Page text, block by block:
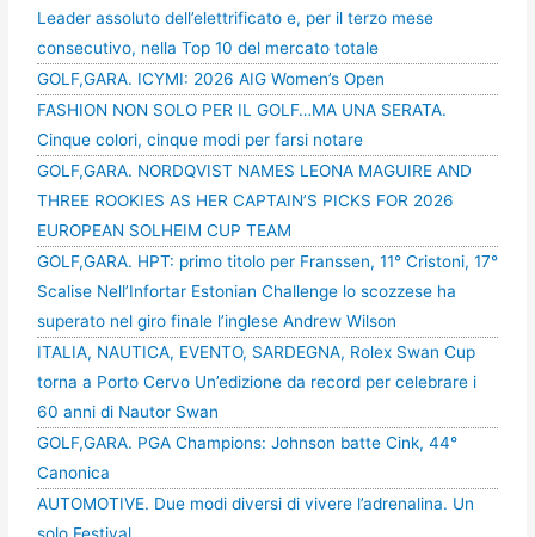
Leader assoluto dell’elettrificato e, per il terzo mese
consecutivo, nella Top 10 del mercato totale
GOLF,GARA. ICYMI: 2026 AIG Women’s Open
FASHION NON SOLO PER IL GOLF…MA UNA SERATA.
Cinque colori, cinque modi per farsi notare
GOLF,GARA. NORDQVIST NAMES LEONA MAGUIRE AND
THREE ROOKIES AS HER CAPTAIN’S PICKS FOR 2026
EUROPEAN SOLHEIM CUP TEAM
GOLF,GARA. HPT: primo titolo per Franssen, 11° Cristoni, 17°
Scalise Nell’Infortar Estonian Challenge lo scozzese ha
superato nel giro finale l’inglese Andrew Wilson
ITALIA, NAUTICA, EVENTO, SARDEGNA, Rolex Swan Cup
torna a Porto Cervo Un’edizione da record per celebrare i
60 anni di Nautor Swan
GOLF,GARA. PGA Champions: Johnson batte Cink, 44°
Canonica
AUTOMOTIVE. Due modi diversi di vivere l’adrenalina. Un